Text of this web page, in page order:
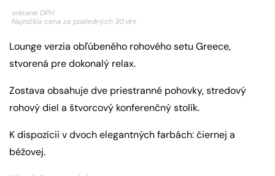
vrátane DPH
Najnižšia cena za posledných 30 dní
Lounge verzia obľúbeného rohového setu Greece,
stvorená pre dokonalý relax.
Zostava obsahuje dve priestranné pohovky, stredový
rohový diel a štvorcový konferenčný stolík.
K dispozícii v dvoch elegantných farbách: čiernej a
béžovej.